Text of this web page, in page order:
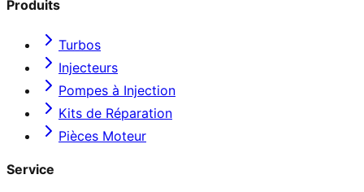
Produits
Turbos
Injecteurs
Pompes à Injection
Kits de Réparation
Pièces Moteur
Service